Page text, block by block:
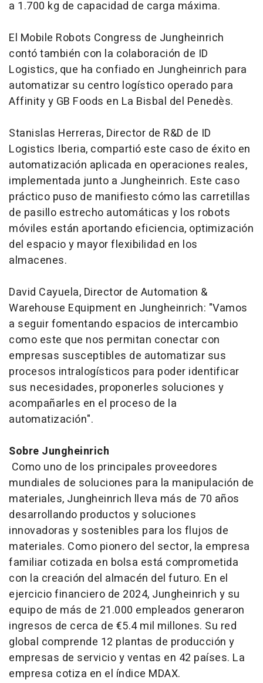
a 1.700 kg de capacidad de carga máxima.
El Mobile Robots Congress de Jungheinrich
contó también con la colaboración de ID
Logistics, que ha confiado en Jungheinrich para
automatizar su centro logístico operado para
Affinity y GB Foods en La Bisbal del Penedès.
Stanislas Herreras, Director de R&D de ID
Logistics Iberia, compartió este caso de éxito en
automatización aplicada en operaciones reales,
implementada junto a Jungheinrich. Este caso
práctico puso de manifiesto cómo las carretillas
de pasillo estrecho automáticas y los robots
móviles están aportando eficiencia, optimización
del espacio y mayor flexibilidad en los
almacenes.
David Cayuela, Director de Automation &
Warehouse Equipment en Jungheinrich: "Vamos
a seguir fomentando espacios de intercambio
como este que nos permitan conectar con
empresas susceptibles de automatizar sus
procesos intralogísticos para poder identificar
sus necesidades, proponerles soluciones y
acompañarles en el proceso de la
automatización".
Sobre Jungheinrich
Como uno de los principales proveedores
mundiales de soluciones para la manipulación de
materiales, Jungheinrich lleva más de 70 años
desarrollando productos y soluciones
innovadoras y sostenibles para los flujos de
materiales. Como pionero del sector, la empresa
familiar cotizada en bolsa está comprometida
con la creación del almacén del futuro. En el
ejercicio financiero de 2024, Jungheinrich y su
equipo de más de 21.000 empleados generaron
ingresos de cerca de €5.4 mil millones. Su red
global comprende 12 plantas de producción y
empresas de servicio y ventas en 42 países. La
empresa cotiza en el índice MDAX.